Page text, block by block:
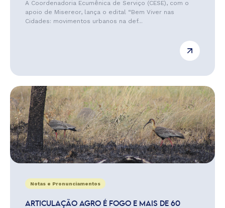
A Coordenadoria Ecumênica de Serviço (CESE), com o
apoio de Misereor, lança o edital “Bem Viver nas
Cidades: movimentos urbanos na def...
Notas e Pronunciamentos
ARTICULAÇÃO AGRO É FOGO E MAIS DE 60